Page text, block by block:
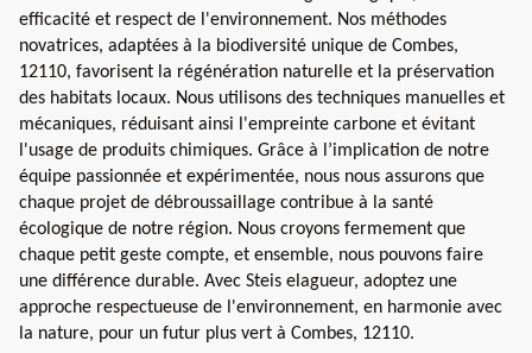
efficacité et respect de l'environnement. Nos méthodes
novatrices, adaptées à la biodiversité unique de Combes,
12110, favorisent la régénération naturelle et la préservation
des habitats locaux. Nous utilisons des techniques manuelles et
mécaniques, réduisant ainsi l'empreinte carbone et évitant
l'usage de produits chimiques. Grâce à l’implication de notre
équipe passionnée et expérimentée, nous nous assurons que
chaque projet de débroussaillage contribue à la santé
écologique de notre région. Nous croyons fermement que
chaque petit geste compte, et ensemble, nous pouvons faire
une différence durable. Avec Steis elagueur, adoptez une
approche respectueuse de l'environnement, en harmonie avec
la nature, pour un futur plus vert à Combes, 12110.